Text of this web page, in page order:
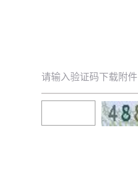
请输入验证码下载附件